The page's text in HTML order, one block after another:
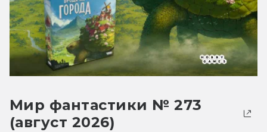
Мир фантастики № 273
(август 2026)